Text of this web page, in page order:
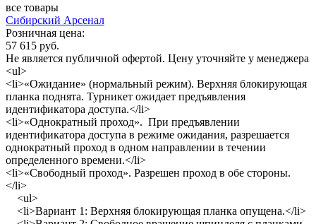
все товары
Сибирский Арсенал
Розничная цена:
57 615 руб.
Не является публичной офертой. Цену уточняйте у менеджера
<ul>
<li>«Ожидание» (нормальный режим). Верхняя блокирующая
планка поднята. Турникет ожидает предъявления
идентификатора доступа.</li>
<li>«Однократный проход». При предъявлении
идентификатора доступа в режиме ожидания, разрешается
однократный проход в одном направлении в течении
определенного времени.</li>
<li>«Свободный проход». Разрешен проход в обе стороны.
</li>
<ul>
<li>Вариант 1: Верхняя блокирующая планка опущена.</li>